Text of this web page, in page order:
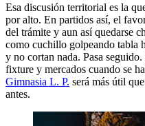
Esa discusión territorial es la
por alto. En partidos así, el
del trámite y aun así quedarse
como cuchillo golpeando tabla
y no cortan nada. Pasa
fixture y mercados cuando se
Gimnasia L. P. será más útil
antes.